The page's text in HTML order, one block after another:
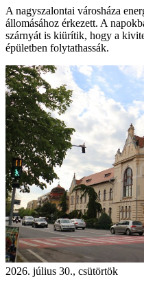
A nagyszalontai városháza
állomásához érkezett. A
szárnyát is kiürítik, hogy a
épületben folytathassák.
2026. július 30., csütörtök